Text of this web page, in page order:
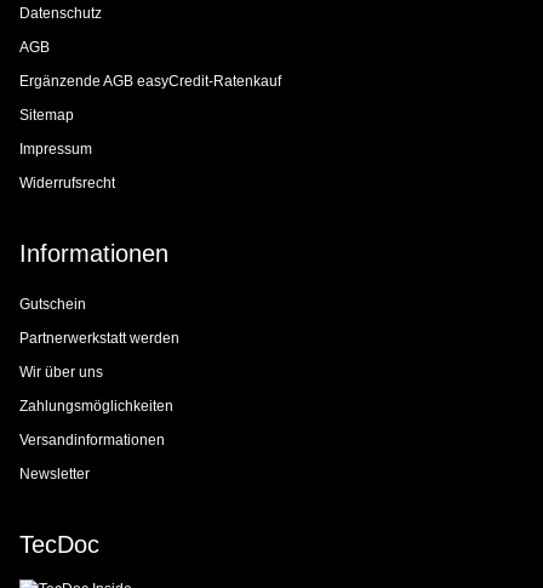
Datenschutz
AGB
Ergänzende AGB easyCredit-Ratenkauf
Sitemap
Impressum
Widerrufsrecht
Informationen
Gutschein
Partnerwerkstatt werden
Wir über uns
Zahlungsmöglichkeiten
Versandinformationen
Newsletter
TecDoc